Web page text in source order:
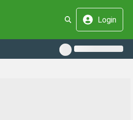
Login